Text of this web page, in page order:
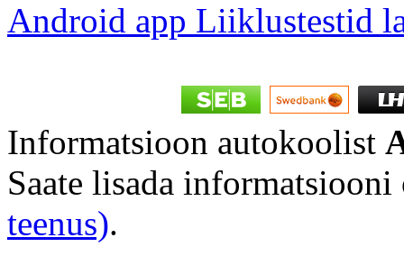
Android app Liiklustestid
Informatsioon autokoolist
Saate lisada
teenus).